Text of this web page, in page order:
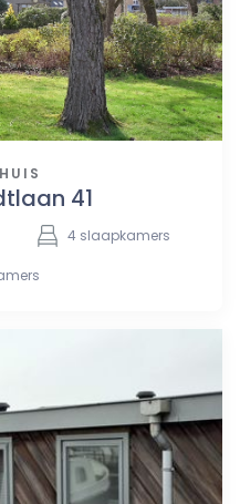
41
4 slaapkamers